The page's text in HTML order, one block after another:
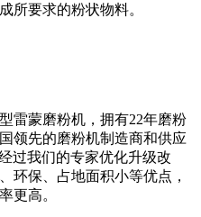
所要求的粉状物料。
雷蒙磨粉机，拥有22年磨粉
领先的磨粉机制造商和供应
过我们的专家优化升级改
环保、占地面积小等优点，
更高。